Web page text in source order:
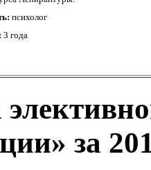
психолог
3 года
за